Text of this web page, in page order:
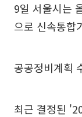
9일 서울시는
으로 신속통합
공공정비계획
최근 결정된